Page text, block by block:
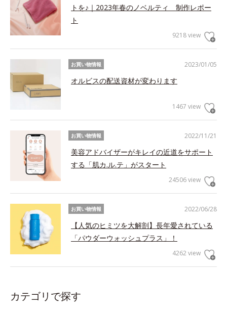
トを♪｜2023年春のノベルティ 制作レポー
ト
9218 view
2023/01/05
お買い物情報
オルビスの配送資材が変わります
1467 view
2022/11/21
お買い物情報
美容アドバイザーがキレイの近道をサポート
する「肌カ.ル.テ」がスタート
24506 view
2022/06/28
お買い物情報
【人気のヒミツを大解剖】長年愛されている
「パウダーウォッシュプラス」！
4262 view
カテゴリで探す